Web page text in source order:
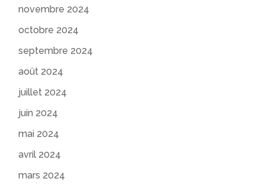
novembre 2024
octobre 2024
septembre 2024
août 2024
juillet 2024
juin 2024
mai 2024
avril 2024
mars 2024